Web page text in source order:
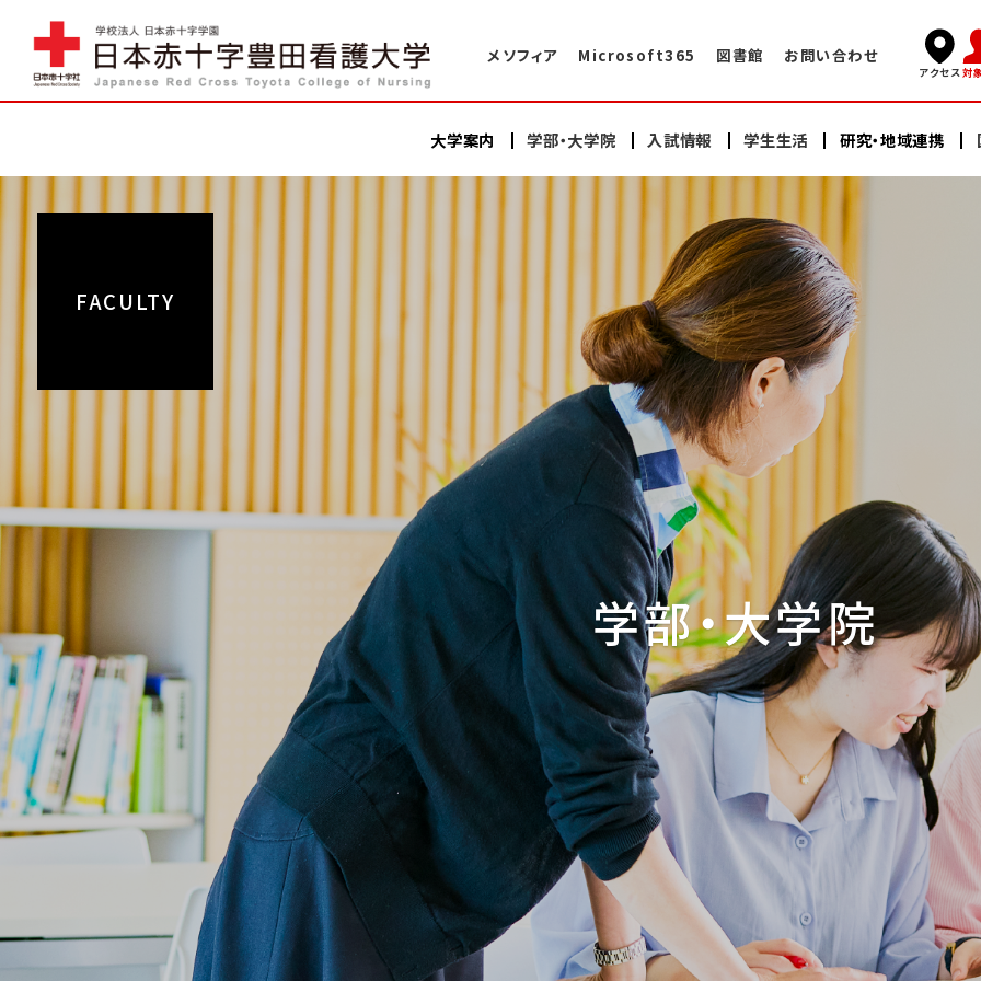
メソフィア Microsoft365 図書館 お問い合わせ
アクセス対
大学案内
学長挨拶
建学の精神・教育理念
沿革
情報公開
日本赤十字豊田看護大学の学び
学部・大学院
看護学部
大学院（修士課程）
大学院（博士課程）
教員紹介
入試情報
看護学部
大学院（修士課程）
大学院（博士課程）
オープンキャンパス
よくある質問
資料請求
学生生活
キャンパスライフ
充実したサポート体制
施設案内
学納金・奨学金
卒業生の声・就職実績
研究・地域連携
研究
学術情報センター・図書館
ヘルスプロモーションセンター
研修会・公開講座
国際交流TOP
海外赤十字大学との交換プログラム
海外語学研修
スイス・イタリア研修
その他の国際的活動
FACULTY
学部・大学院